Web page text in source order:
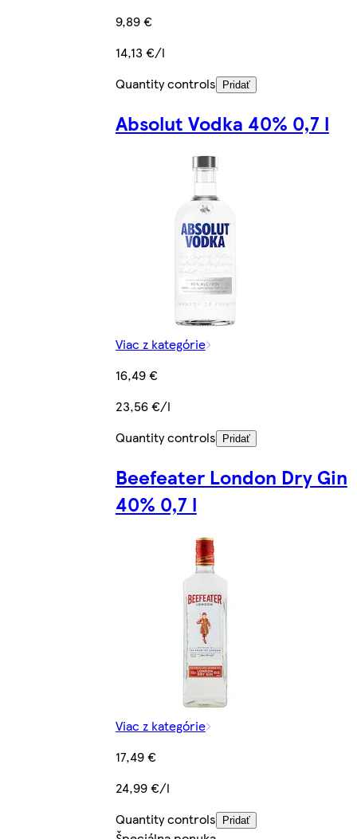
9,89 €
14,13 €/l
Quantity controls
Pridať
Absolut Vodka 40% 0,7 l
Viac z kategórie
16,49 €
23,56 €/l
Quantity controls
Pridať
Beefeater London Dry Gin
40% 0,7 l
Viac z kategórie
17,49 €
24,99 €/l
Quantity controls
Pridať